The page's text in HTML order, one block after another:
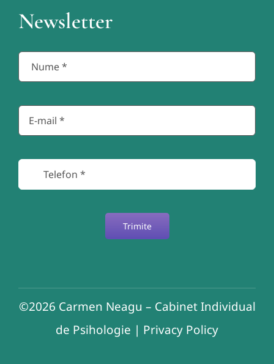
Newsletter
Trimite
©2026 Carmen Neagu – Cabinet Individual
de Psihologie | Privacy Policy